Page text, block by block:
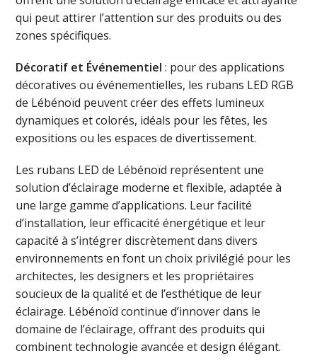
qui peut attirer l’attention sur des produits ou des
zones spécifiques.
Décoratif et Événementiel : pour des applications
décoratives ou événementielles, les rubans LED RGB
de Lébénoïd peuvent créer des effets lumineux
dynamiques et colorés, idéals pour les fêtes, les
expositions ou les espaces de divertissement.
Les rubans LED de Lébénoïd représentent une
solution d’éclairage moderne et flexible, adaptée à
une large gamme d’applications. Leur facilité
d’installation, leur efficacité énergétique et leur
capacité à s’intégrer discrètement dans divers
environnements en font un choix privilégié pour les
architectes, les designers et les propriétaires
soucieux de la qualité et de l’esthétique de leur
éclairage. Lébénoïd continue d’innover dans le
domaine de l’éclairage, offrant des produits qui
combinent technologie avancée et design élégant.